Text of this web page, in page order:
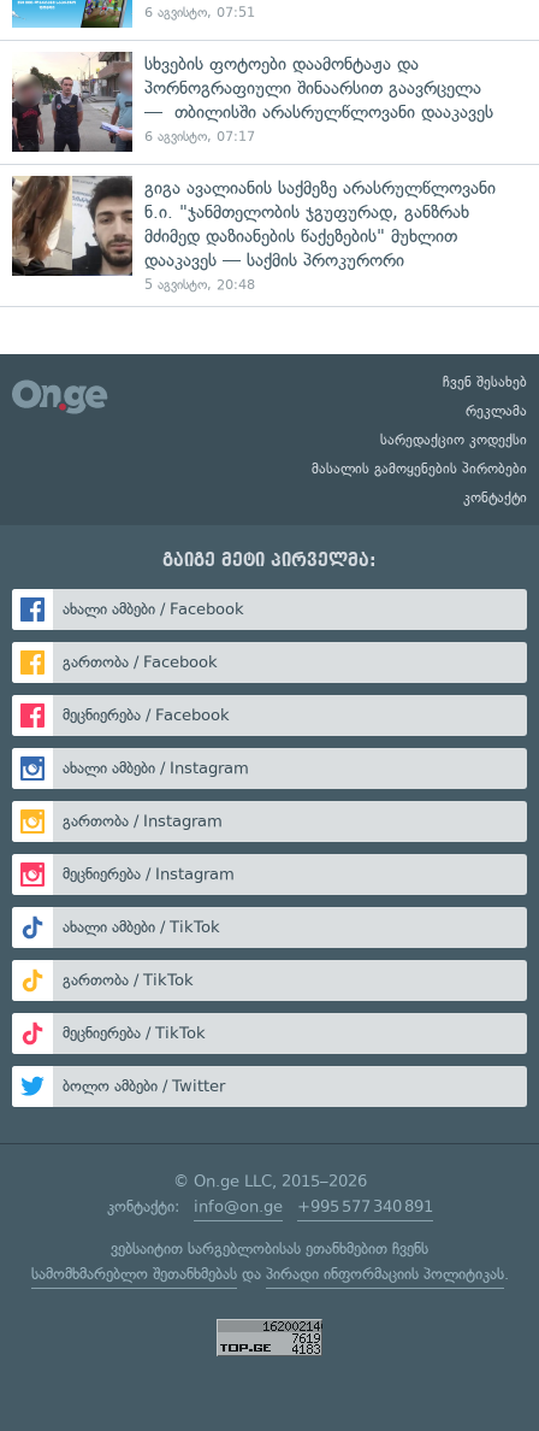
6 აგვისტო, 07:51
სხვების ფოტოები დაამონტაჟა და
პორნოგრაფიული შინაარსით გაავრცელა
— თბილისში არასრულწლოვანი დააკავეს
6 აგვისტო, 07:17
გიგა ავალიანის საქმეზე არასრულწლოვანი
ნ.ი. "ჯანმთელობის ჯგუფურად, განზრახ
მძიმედ დაზიანების წაქეზების" მუხლით
დააკავეს — საქმის პროკურორი
5 აგვისტო, 20:48
ჩვენ შესახებ
რეკლამა
სარედაქციო კოდექსი
მასალის გამოყენების პირობები
კონტაქტი
გაიგე მეტი პირველმა:
ახალი ამბები / Facebook
გართობა / Facebook
მეცნიერება / Facebook
ახალი ამბები / Instagram
გართობა / Instagram
მეცნიერება / Instagram
ახალი ამბები / TikTok
გართობა / TikTok
მეცნიერება / TikTok
ბოლო ამბები / Twitter
© On.ge LLC, 2015–2026
კონტაქტი: info@on.ge +995 577 340 891
ვებსაიტით სარგებლობისას ეთანხმებით ჩვენს
სამომხმარებლო შეთანხმებასდა პირადი ინფორმაციის პოლიტიკას.